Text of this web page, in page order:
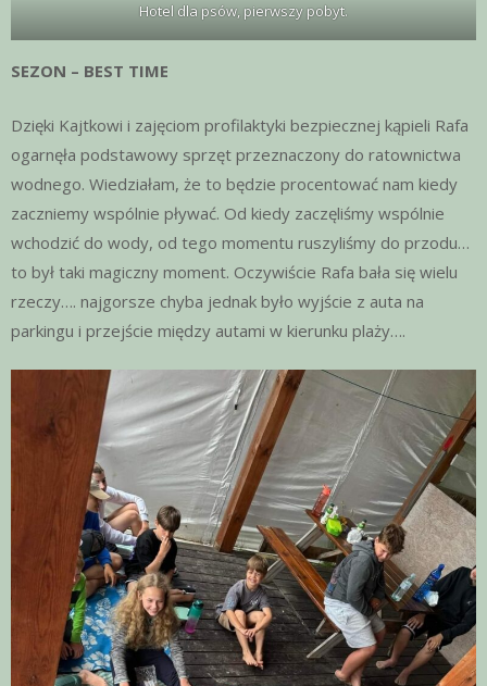
Hotel dla psów, pierwszy pobyt.
SEZON – BEST TIME
Dzięki Kajtkowi i zajęciom profilaktyki bezpiecznej kąpieli Rafa
ogarnęła podstawowy sprzęt przeznaczony do ratownictwa
wodnego. Wiedziałam, że to będzie procentować nam kiedy
zaczniemy wspólnie pływać. Od kiedy zaczęliśmy wspólnie
wchodzić do wody, od tego momentu ruszyliśmy do przodu…
to był taki magiczny moment. Oczywiście Rafa bała się wielu
rzeczy…. najgorsze chyba jednak było wyjście z auta na
parkingu i przejście między autami w kierunku plaży….